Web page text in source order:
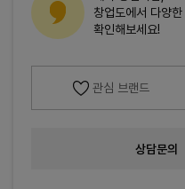
창업도에서 다양
확인해보세요!
관심 브랜드
상담문의